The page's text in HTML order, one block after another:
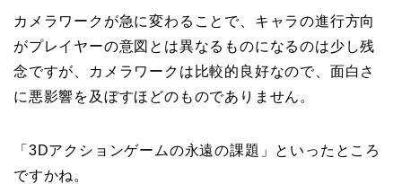
カメラワークが急に変わることで、キャラの進行方向
がプレイヤーの意図とは異なるものになるのは少し残
念ですが、カメラワークは比較的良好なので、面白さ
に悪影響を及ぼすほどのものでありません。
「3Dアクションゲームの永遠の課題」といったところ
ですかね。